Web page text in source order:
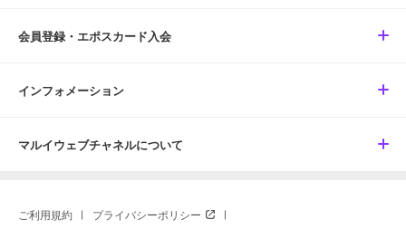
会員登録・エポスカード入会
インフォメーション
マルイウェブチャネルについて
ご利用規約 プライバシーポリシー